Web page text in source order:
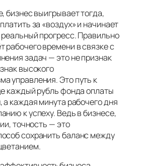
бизнес выигрывает тогда,
за «воздух» и начинает
прогресс. Правильно
рабочего времени в связке с
задач — это не признак
высокого
управления. Это путь к
каждый рубль фонда оплаты
а каждая минута рабочего дня
к успеху. Ведь в бизнесе,
точность — это
сохранить баланс между